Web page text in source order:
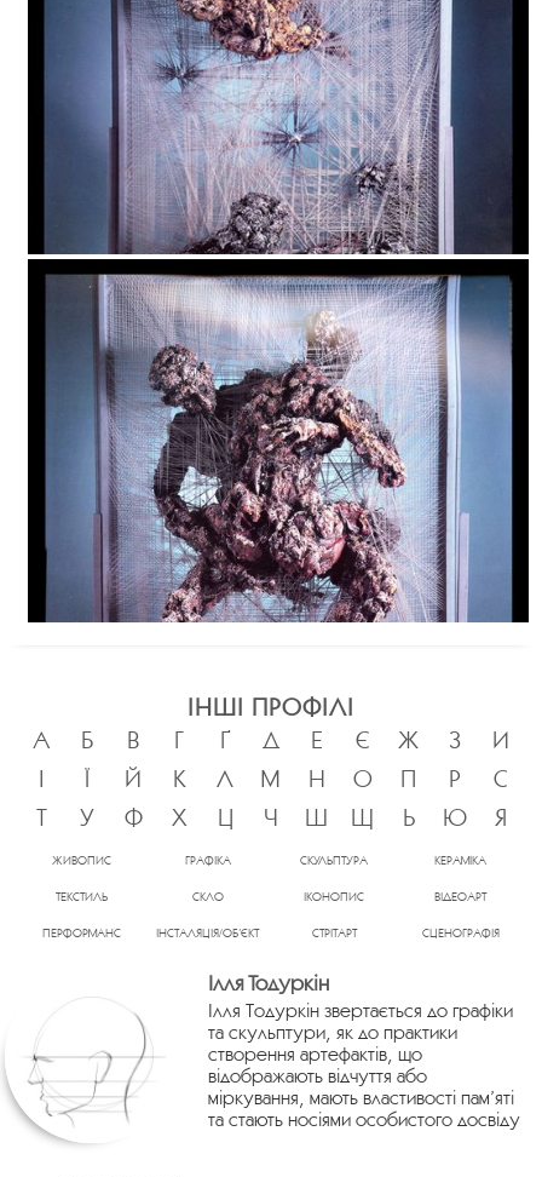
ІНШІ ПРОФІЛІ
А
Б В Г Ґ Д Е Є Ж З
И
І
Ї Й К Л М Н О П Р
С
Т
У Ф Х Ц Ч Ш Щ Ь Ю Я
ЖИВОПИС ГРАФІКА СКУЛЬПТУРА КЕРАМІКА
ТЕКСТИЛЬ СКЛО ІКОНОПИС ВІДЕОАРТ
ПЕРФОРМАНС ІНСТАЛЯЦІЯ/ОБ’ЄКТ СТРІТАРТ СЦЕНОГРАФІЯ
Ілля Тодуркін
Ілля Тодуркін звертається до графіки
та скульптури, як до практики
створення артефактів, що
відображають відчуття або
міркування, мають властивості пам’яті
та стають носіями особистого досвіду